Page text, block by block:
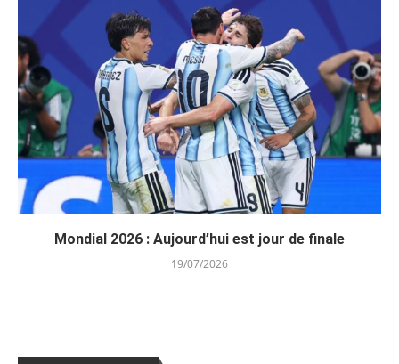
Mondial 2026 : Aujourd’hui est jour de finale
19/07/2026